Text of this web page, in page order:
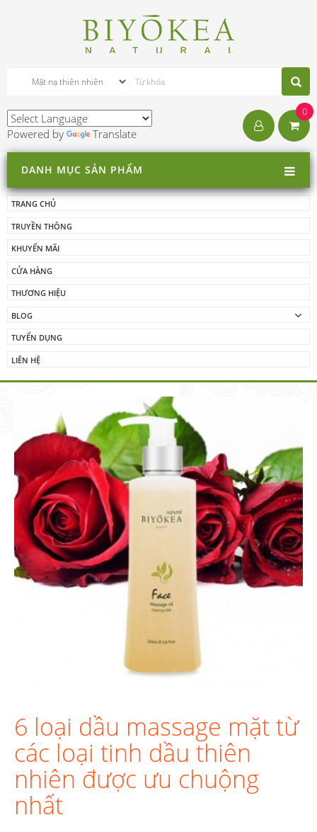
Powered by Translate
0
DANH MỤC SẢN PHẨM
TRANG CHỦ
TRUYỀN THÔNG
KHUYẾN MÃI
CỬA HÀNG
THƯƠNG HIỆU
BLOG
TUYỂN DỤNG
LIÊN HỆ
6 loại dầu massage mặt từ
các loại tinh dầu thiên
nhiên được ưu chuộng
nhất